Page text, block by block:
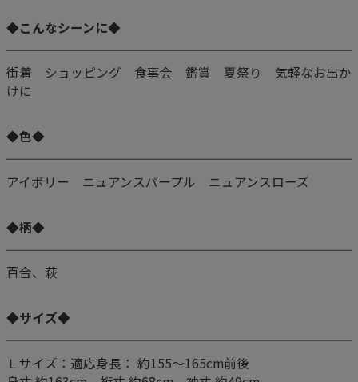
◆こんなシーンに◆
街着 ショッピング 食事会 鑑賞 夏祭り 気軽なお出か
けに
◆色◆
アイボリー ニュアンスパープル ニュアンスローズ
◆柄◆
百合、萩
◆サイズ◆
Ｌサイズ：適応身長： 約155～165cm前後